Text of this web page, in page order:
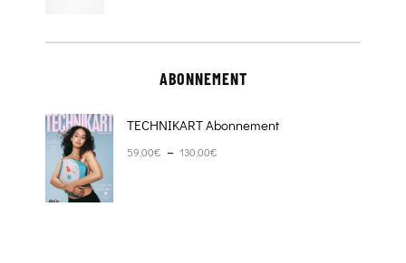
ABONNEMENT
TECHNIKART Abonnement
59,00€ – 130,00€